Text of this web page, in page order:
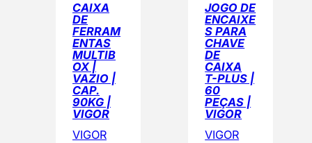
CAIXA
DE
FERRAM
ENTAS
MULTIB
OX |
VAZIO |
CAP.
90KG |
VIGOR
VIGOR
JOGO DE
ENCAIXE
S PARA
CHAVE
DE
CAIXA
T-PLUS |
60
PEÇAS |
VIGOR
VIGOR